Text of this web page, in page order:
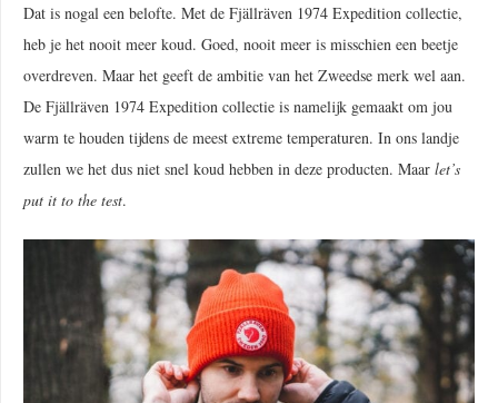
Dat is nogal een belofte. Met de Fjällräven 1974 Expedition collectie,
heb je het nooit meer koud. Goed, nooit meer is misschien een beetje
overdreven. Maar het geeft de ambitie van het Zweedse merk wel aan.
De Fjällräven 1974 Expedition collectie is namelijk gemaakt om jou
warm te houden tijdens de meest extreme temperaturen. In ons landje
zullen we het dus niet snel koud hebben in deze producten. Maar let’s
put it to the test.